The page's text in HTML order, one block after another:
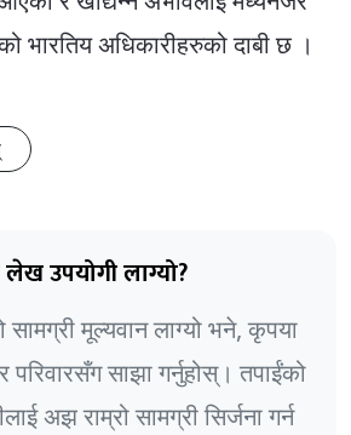
भारतिय अधिकारीहरुको दाबी छ ।
लेख उपयोगी लाग्यो?
सामग्री मूल्यवान लाग्यो भने, कृपया
परिवारसँग साझा गर्नुहोस्। तपाईंको
अझ राम्रो सामग्री सिर्जना गर्न